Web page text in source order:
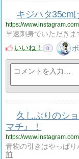
キジハタ35cm
https://
早速刺身でいただき
いいね！
0
久しぶりのシ
マチ』！
https://
青物の引きはやっぱ
前